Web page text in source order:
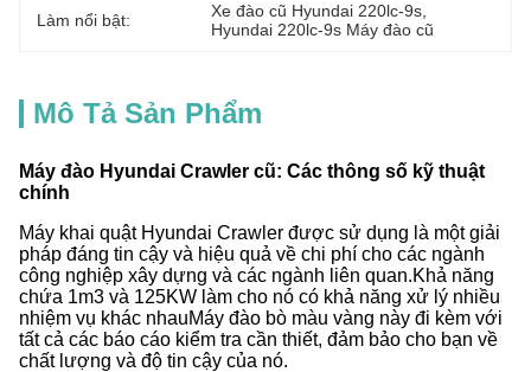
Làm nổi bật: Xe đào cũ Hyundai 220lc-9s
Hyundai 220lc-9s Máy đào cũ
Mô Tả Sản Phẩm
Máy đào Hyundai Crawler cũ: Các thông số kỹ thuật
chính
Máy khai quật Hyundai Crawler được sử dụng là một giải
pháp đáng tin cậy và hiệu quả về chi phí cho các ngành
công nghiệp xây dựng và các ngành liên quan.Khả năng
chứa 1m3 và 125KW làm cho nó có khả năng xử lý nhiều
nhiệm vụ khác nhauMáy đào bò màu vàng này đi kèm với
tất cả các báo cáo kiểm tra cần thiết, đảm bảo cho bạn về
chất lượng và độ tin cậy của nó.